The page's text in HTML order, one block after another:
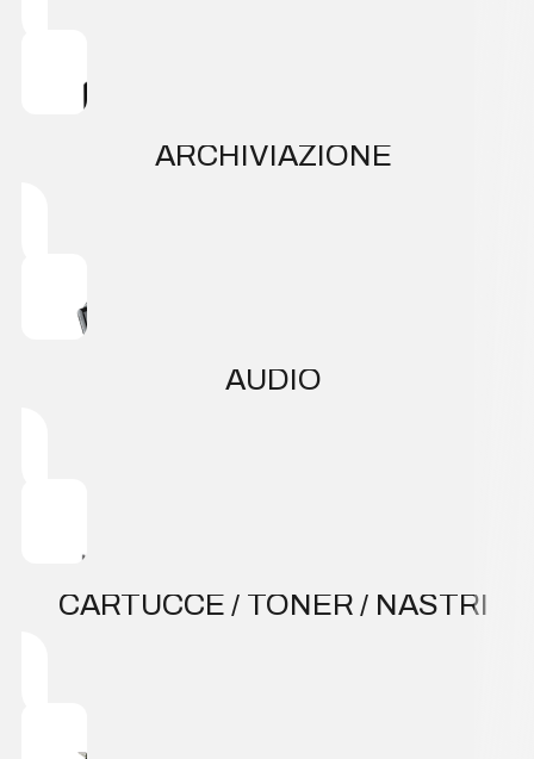
ARCHIVIAZIONE
AUDIO
CARTUCCE / TONER / NASTRI